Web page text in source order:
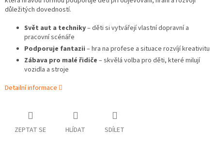
důležitých dovedností.
Svět aut a techniky– děti si vytvářejí vlastní dopravní a
pracovní scénáře
Podporuje fantazii – hra na profese a situace rozvíjí kreativitu
Zábava pro malé řidiče – skvělá volba pro děti, které milují
vozidla a stroje
Detailní informace
ZEPTAT SE HLÍDAT SDÍLET